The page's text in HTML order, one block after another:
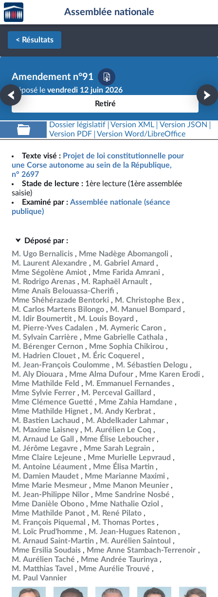
Aller au contenu
Aller en bas de la page
Accèder
à la
page
d'accueil
Assemblée nationale
< Résultats
Amendement n°91
Déposé le vendredi 12 juin 2026
Retiré
Dossier législatif Version XML
Version JSON
Version PDF
Version Word/LibreOffice
Texte visé : Projet de loi constitutionnelle pour
une Corse autonome au sein de la République,
n° 2697
Stade de lecture : 1ère lecture (1ère assemblée
saisie)
Examiné par : Assemblée nationale (séance
publique)
Déposé par :
M. Ugo Bernalicis
Mme Nadège Abomangoli
M. Laurent Alexandre
M. Gabriel Amard
Mme Ségolène Amiot
Mme Farida Amrani
M. Rodrigo Arenas
M. Raphaël Arnault
Mme Anaïs Belouassa-Cherifi
Mme Shéhérazade Bentorki
M. Christophe Bex
M. Carlos Martens Bilongo
M. Manuel Bompard
M. Idir Boumertit
M. Louis Boyard
M. Pierre-Yves Cadalen
M. Aymeric Caron
M. Sylvain Carrière
Mme Gabrielle Cathala
M. Bérenger Cernon
Mme Sophia Chikirou
M. Hadrien Clouet
M. Éric Coquerel
M. Jean-François Coulomme
M. Sébastien Delogu
M. Aly Diouara
Mme Alma Dufour
Mme Karen Erodi
Mme Mathilde Feld
M. Emmanuel Fernandes
Mme Sylvie Ferrer
M. Perceval Gaillard
Mme Clémence Guetté
Mme Zahia Hamdane
Mme Mathilde Hignet
M. Andy Kerbrat
M. Bastien Lachaud
M. Abdelkader Lahmar
M. Maxime Laisney
M. Aurélien Le Coq
M. Arnaud Le Gall
Mme Élise Leboucher
M. Jérôme Legavre
Mme Sarah Legrain
Mme Claire Lejeune
Mme Murielle Lepvraud
M. Antoine Léaument
Mme Élisa Martin
M. Damien Maudet
Mme Marianne Maximi
Mme Marie Mesmeur
Mme Manon Meunier
M. Jean-Philippe Nilor
Mme Sandrine Nosbé
Mme Danièle Obono
Mme Nathalie Oziol
Mme Mathilde Panot
M. René Pilato
M. François Piquemal
M. Thomas Portes
M. Loïc Prud'homme
M. Jean-Hugues Ratenon
M. Arnaud Saint-Martin
M. Aurélien Saintoul
Mme Ersilia Soudais
Mme Anne Stambach-Terrenoir
M. Aurélien Taché
Mme Andrée Taurinya
M. Matthias Tavel
Mme Aurélie Trouvé
M. Paul Vannier